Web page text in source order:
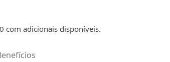
com adicionais disponíveis.